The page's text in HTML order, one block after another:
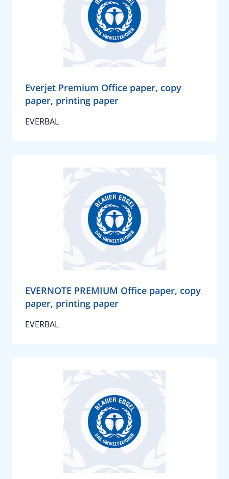
Everjet Premium Office paper, copy
paper, printing paper
EVERBAL
EVERNOTE PREMIUM Office paper, copy
paper, printing paper
EVERBAL